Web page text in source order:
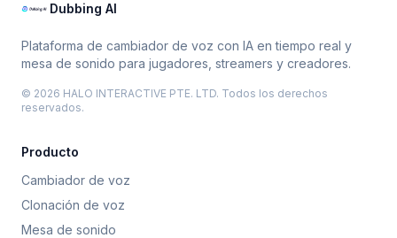
Dubbing AI
Plataforma de cambiador de voz con IA en tiempo real y
mesa de sonido para jugadores, streamers y creadores.
© 2026 HALO INTERACTIVE PTE. LTD. Todos los derechos
reservados.
Producto
Cambiador de voz
Clonación de voz
Mesa de sonido